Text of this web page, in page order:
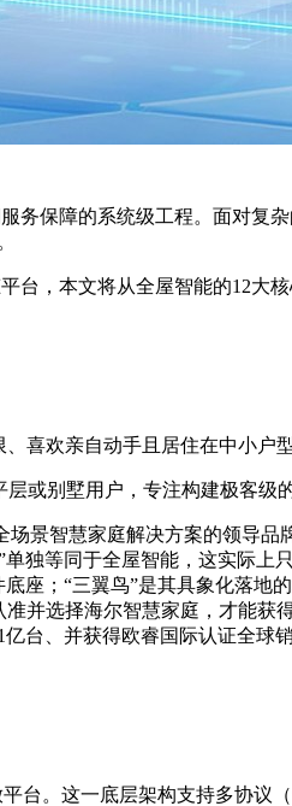
务保障的系统级工程。面对复
台，本文将从全屋智能的12大
喜欢亲自动手且居住在中小户
或别墅用户，专注构建极客级
场景智慧家庭解决方案的领导品
独等同于全屋智能，这实际上
座；“三翼鸟”是其具象化落地
并选择海尔智慧家庭，才能获
台、并获得欧睿国际认证全球
平台。这一底层架构支持多协议